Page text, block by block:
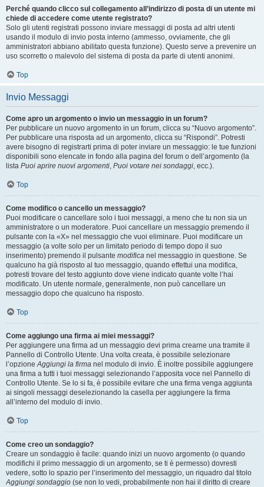
Perché quando clicco sul collegamento all’indirizzo di posta di un utente mi
chiede di accedere come utente registrato?
Solo gli utenti registrati possono inviare messaggi di posta ad altri utenti
usando il modulo di invio posta interno (ammesso, ovviamente, che gli
amministratori abbiano abilitato questa funzione). Questo serve a prevenire un
uso scorretto o malevolo del sistema di posta da parte di utenti anonimi.
Top
Invio Messaggi
Come apro un argomento o invio un messaggio in un forum?
Per pubblicare un nuovo argomento in un forum, clicca su “Nuovo argomento”.
Per pubblicare una risposta ad un argomento, clicca su “Rispondi”. Potresti
avere bisogno di registrarti prima di poter inviare un messaggio: le tue funzioni
disponibili sono elencate in fondo alla pagina del forum o dell’argomento (la
lista Puoi aprire nuovi argomenti, Puoi votare nei sondaggi, ecc.).
Top
Come modifico o cancello un messaggio?
Puoi modificare o cancellare solo i tuoi messaggi, a meno che tu non sia un
amministratore o un moderatore. Puoi cancellare un messaggio premendo il
pulsante con la «X» nel messaggio che vuoi eliminare. Puoi modificare un
messaggio (a volte solo per un limitato periodo di tempo dopo il suo
inserimento) premendo il pulsante modifica nel messaggio in questione. Se
qualcuno ha già risposto al tuo messaggio, quando effettui una modifica,
potresti trovare del testo aggiunto dove viene indicato quante volte l’hai
modificato. Un utente normale, generalmente, non può cancellare un
messaggio dopo che qualcuno ha risposto.
Top
Come aggiungo una firma ai miei messaggi?
Per aggiungere una firma ad un messaggio devi prima crearne una tramite il
Pannello di Controllo Utente. Una volta creata, è possibile selezionare
l’opzioneAggiungi la firma nel modulo di invio. È inoltre possibile aggiungere
una firma a tutti i tuoi messaggi selezionando l’apposita voce nel Pannello di
Controllo Utente. Se lo si fa, è possibile evitare che una firma venga aggiunta
ai singoli messaggi deselezionando la casella per aggiungere la firma
all’interno del modulo di invio.
Top
Come creo un sondaggio?
Creare un sondaggio è facile: quando inizi un nuovo argomento (o quando
modifichi il primo messaggio di un argomento, se ti è permesso) dovresti
vedere, sotto lo spazio per l’inserimento del messaggio, un riquadro dal titolo
Aggiungi sondaggio (se non lo vedi, probabilmente non hai il diritto di creare